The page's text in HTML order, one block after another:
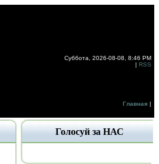
Суббота, 2026-08-08, 8:46 PM
| RSS
Главная |
Голосуй за НАС